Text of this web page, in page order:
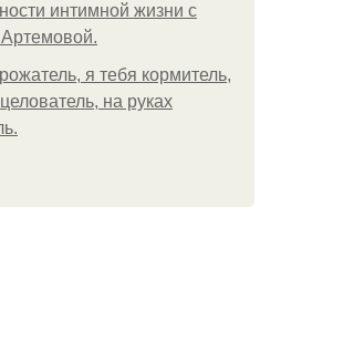
интимной жизни с
я тебя кормитель,
на руках